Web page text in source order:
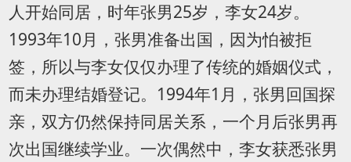
人开始同居，时年张男25岁，李女24岁。
1993年10月，张男准备出国，因为怕被拒
签，所以与李女仅仅办理了传统的婚姻仪式，
而未办理结婚登记。 1994年1 月，张男回国探
亲，双方仍然保持同居关系，一个月后张男再
次出国继续学业。一次偶然中，李女获悉张男